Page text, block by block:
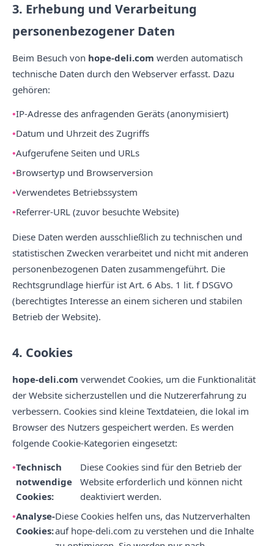
3. Erhebung und Verarbeitung
personenbezogener Daten
Beim Besuch von hope-deli.com werden automatisch
technische Daten durch den Webserver erfasst. Dazu
gehören:
IP-Adresse des anfragenden Geräts (anonymisiert)
Datum und Uhrzeit des Zugriffs
Aufgerufene Seiten und URLs
Browsertyp und Browserversion
Verwendetes Betriebssystem
Referrer-URL (zuvor besuchte Website)
Diese Daten werden ausschließlich zu technischen und
statistischen Zwecken verarbeitet und nicht mit anderen
personenbezogenen Daten zusammengeführt. Die
Rechtsgrundlage hierfür ist Art. 6 Abs. 1 lit. f DSGVO
(berechtigtes Interesse an einem sicheren und stabilen
Betrieb der Website).
4. Cookies
hope-deli.com verwendet Cookies, um die Funktionalität
der Website sicherzustellen und die Nutzererfahrung zu
verbessern. Cookies sind kleine Textdateien, die lokal im
Browser des Nutzers gespeichert werden. Es werden
folgende Cookie-Kategorien eingesetzt:
Technisch
notwendige
Cookies:
Diese Cookies sind für den Betrieb der
Website erforderlich und können nicht
deaktiviert werden.
Analyse-
Cookies:
Diese Cookies helfen uns, das Nutzerverhalten
auf hope-deli.com zu verstehen und die Inhalte